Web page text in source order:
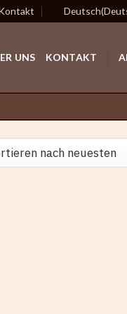
Deutsch(
UNS KONTAKT